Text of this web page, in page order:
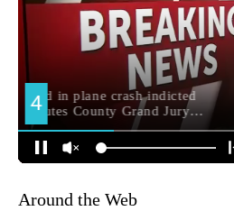
Around the Web